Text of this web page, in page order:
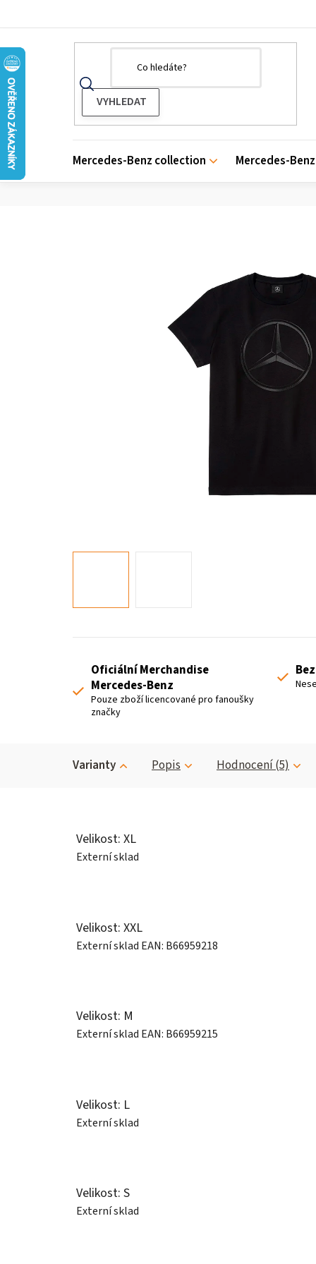
Mercedes-Benz collection Mercedes-
Oficiální Merchandise
Mercedes-Benz
Pouze zboží licencované pro fanoušky
značky
Varianty Popis Hodnocení (5)
Velikost: XL
Externí sklad
Velikost: XXL
Externí sklad EAN: B66959218
Velikost: M
Externí sklad EAN: B66959215
Velikost: L
Externí sklad
Velikost: S
Externí sklad